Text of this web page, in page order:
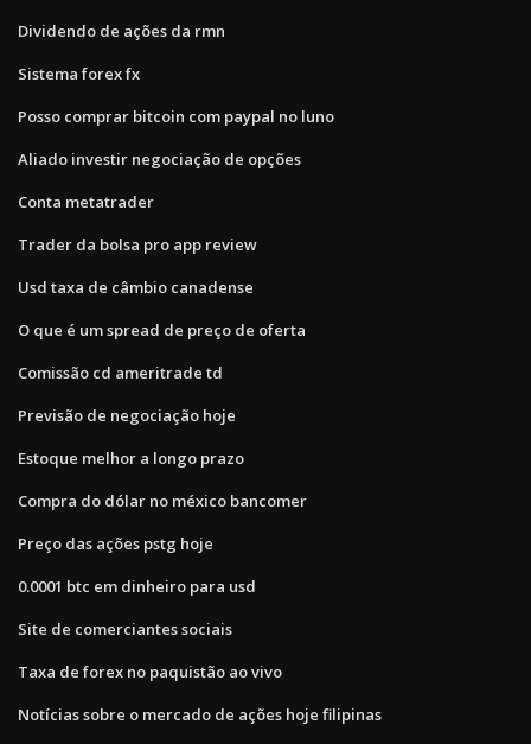
Dividendo de ações da rmn
Sistema forex fx
Posso comprar bitcoin com paypal no luno
Aliado investir negociação de opções
Conta metatrader
Trader da bolsa pro app review
Usd taxa de câmbio canadense
O que é um spread de preço de oferta
Comissão cd ameritrade td
Previsão de negociação hoje
Estoque melhor a longo prazo
Compra do dólar no méxico bancomer
Preço das ações pstg hoje
0.0001 btc em dinheiro para usd
Site de comerciantes sociais
Taxa de forex no paquistão ao vivo
Notícias sobre o mercado de ações hoje filipinas